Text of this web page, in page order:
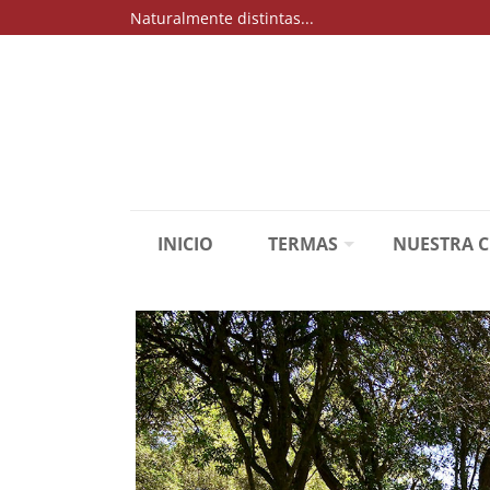
Naturalmente distintas...
INICIO TERMAS NUESTRA